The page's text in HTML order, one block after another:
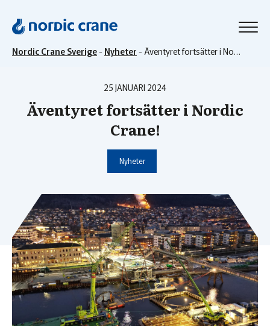
Nordic Crane Sverige- Nyheter - Äventyret fortsätter i Nordic Crane!
25 JANUARI 2024
Äventyret fortsätter i Nordic
Crane!
Nyheter